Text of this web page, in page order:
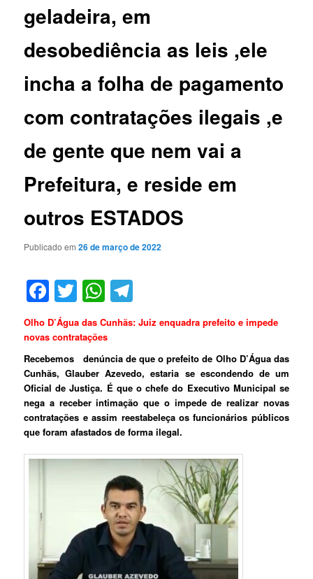
geladeira, em
desobediência as leis ,ele
incha a folha de pagamento
com contratações ilegais ,e
de gente que nem vai a
Prefeitura, e reside em
outros ESTADOS
Publicado em26 de março de 2022
Facebook
TwitterWhatsApp
Olho D’Água das Cunhãs: Juiz enquadra prefeito e impede
novas contratações
Recebemos denúncia de que o prefeito de Olho D’Água das
Cunhãs, Glauber Azevedo, estaria se escondendo de um
Oficial de Justiça. É que o chefe do Executivo Municipal se
nega a receber intimação que o impede de realizar novas
contratações e assim reestabeleça os funcionários públicos
que foram afastados de forma ilegal.